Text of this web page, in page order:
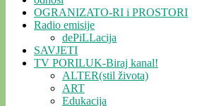
OGRANIZATO-RI i PROSTORI
Radio emisije
dePiLLacija
SAVJETI
TV PORILUK-Biraj kanal!
ALTER(stil života)
ART
Edukacija